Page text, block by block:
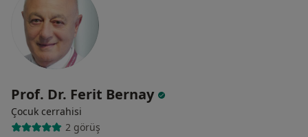
Prof. Dr. Ferit Bernay
Çocuk cerrahisi
2 görüş